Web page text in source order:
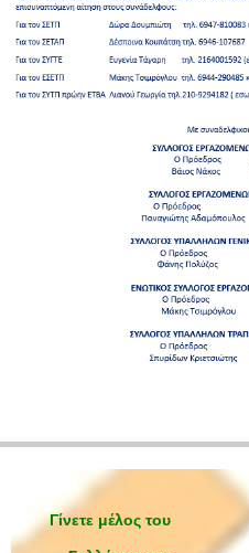
Γίνετε μέλος του